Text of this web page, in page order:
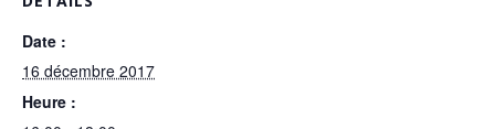
Date :
16 décembre 2017
Heure :